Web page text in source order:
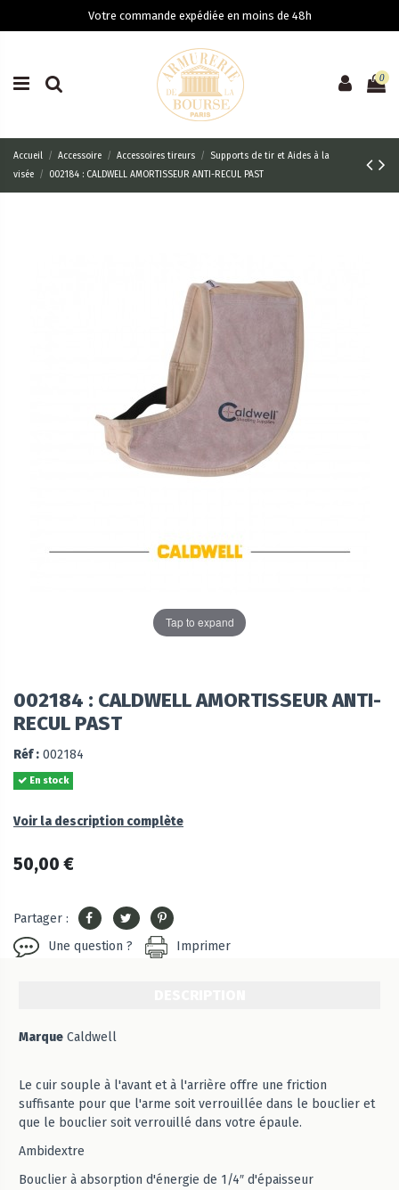
Votre commande expédiée en moins de 48h
0
Accueil Accessoire Accessoires tireurs
Supports de tir et Aides à la
visée
002184 : CALDWELL AMORTISSEUR ANTI-RECUL PAST
Tap to expand
002184 : CALDWELL AMORTISSEUR ANTI-
RECUL PAST
Réf : 002184
En stock
Voir la description complète
50,00 €
Partager :
Une question ?
Imprimer
Marque Caldwell
Le cuir souple à l'avant et à l'arrière offre une friction
suffisante pour que l'arme soit verrouillée dans le bouclier et
que le bouclier soit verrouillé dans votre épaule.
Ambidextre
Bouclier à absorption d'énergie de 1/4″ d'épaisseur